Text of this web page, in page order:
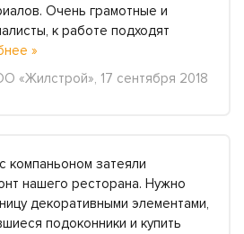
Очень грамотные и
к работе подходят
»
«Жилстрой», 17 сентября 2018
компаньоном затеяли
нашего ресторана. Нужно
декоративными элементами,
подоконники и купить